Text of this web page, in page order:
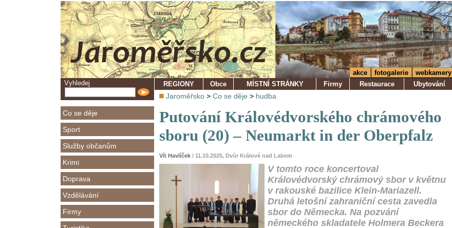
Vyhledej
Co se děje
Sport
Služby občanům
Krimi
Doprava
Vzdělávání
Firmy
akce fotogalerie
webkamery
REGIONY
Obce MÍSTNÍ STRÁNKY Firmy Restaurace Ubytování
Jaroměřsko > Co se děje > hudba
Putování Královédvorského chrámového
sboru (20) – Neumarkt in der Oberpfalz
Vít Havlíček / 11.10.2025, Dvůr Králové nad Labem
V tomto roce koncertoval
Královédvorský chrámový sbor v květnu
v rakouské bazilice Klein-Mariazell.
Druhá letošní zahraniční cesta zavedla
sbor do Německa. Na pozvání
německého skladatele Holmera Beckera